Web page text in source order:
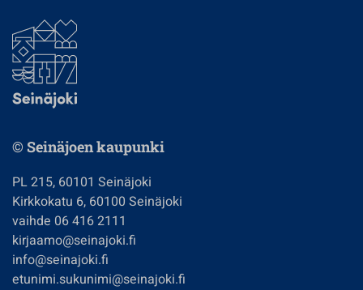
© Seinäjoen kaupunki
PL 215, 60101 Seinäjoki
Kirkkokatu 6, 60100 Seinäjoki
vaihde 06 416 2111
kirjaamo@seinajoki.fi
info@seinajoki.fi
etunimi.sukunimi@seinajoki.fi